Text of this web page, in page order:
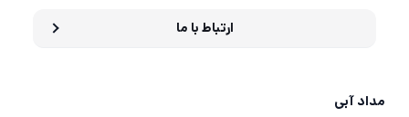
ارتباط با ما
مداد آبی